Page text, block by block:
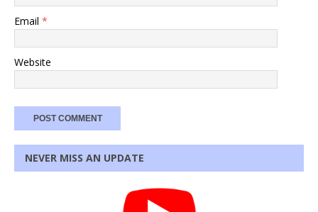
Email *
Website
NEVER MISS AN UPDATE